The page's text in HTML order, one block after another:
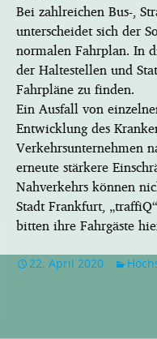
Bei zahlreichen Bus-,
unterscheidet sich der
normalen Fahrplan. In
der Haltestellen und
Fahrpläne zu finden.
Ein Ausfall von
Entwicklung des
Verkehrsunternehmen
erneute stärkere
Nahverkehrs können
Stadt Frankfurt,
bitten ihre Fahrgäste
22. April 2020